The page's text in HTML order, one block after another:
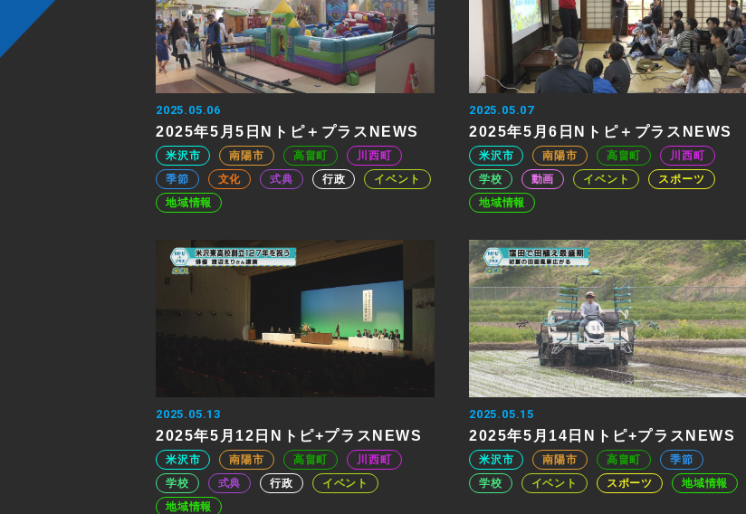
2025.05.06
2025年5月5日Nトピ＋プラスNEWS
米沢市 南陽市 高畠町
川西町
季節
文化 式典 行政
イベント
地域情報
2025.05.07
2025年5月6日Nトピ＋プラスNEWS
米沢市 南陽市 高畠町
川西町
学校
動画 イベント
スポーツ
地域情報
2025.05.13
2025年5月12日Nトピ+プラスNEWS
米沢市 南陽市 高畠町
川西町
学校
式典 行政
イベント
地域情報
2025.05.15
2025年5月14日Nトピ+プラスNEWS
米沢市 南陽市 高畠町
季節
学校
イベント スポーツ 地域情報